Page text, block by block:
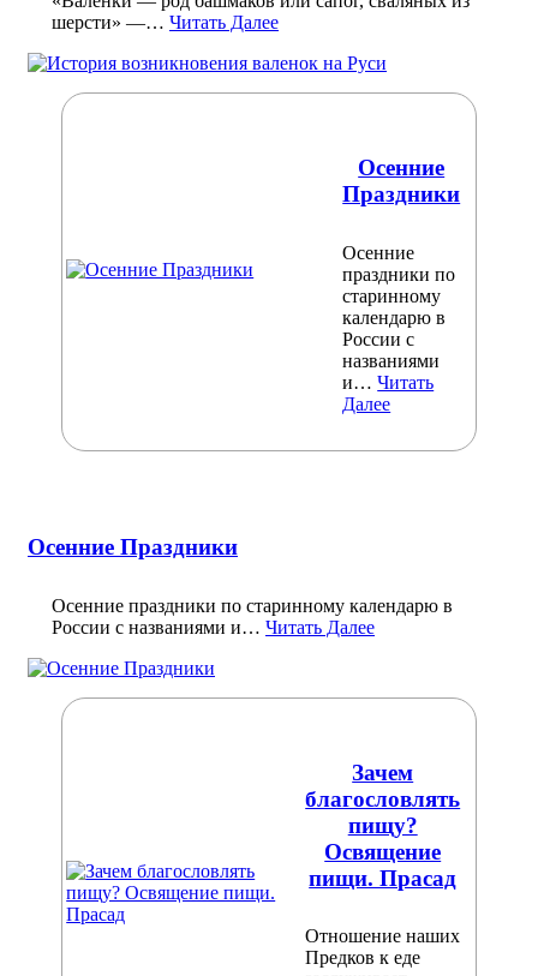
шерсти» —… Читать Далее
Осенние
Праздники
Осенние
праздники по
старинному
календарю в
России с
названиями
и…Читать
Далее
Осенние Праздники
Осенние праздники по старинному календарю в
России с названиями и… Читать Далее
Зачем
благословлять
пищу?
Освящение
пищи. Прасад
Отношение наших
Предков к еде